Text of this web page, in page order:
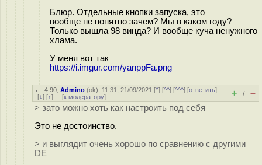
Блюр. Отдельные кнопки запуска, это
вообще не понятно зачем? Мы в каком году?
Только вышла 98 винда? И вообще куча ненужного
хлама.
У меня вот так
https://i.imgur.com/yanppFa.png
4.90 ,Admino (ok), 11:31, 21/09/2021 [^] [^^] [^^^] [ответить]
[↓] [↑] [к модератору] + / –
> зато можно хоть как настроить под себя
Это не достоинство.
> и выглядит очень хорошо по сравнению с другими
DE